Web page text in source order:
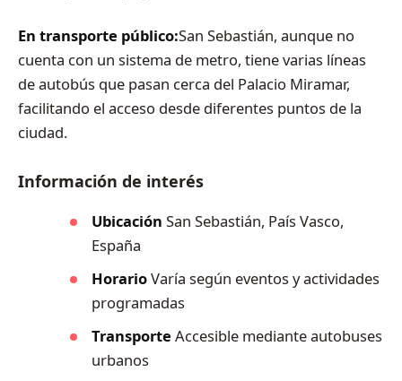
En transporte público:San Sebastián, aunque no
cuenta con un sistema de metro, tiene varias líneas
de autobús que pasan cerca del Palacio Miramar,
facilitando el acceso desde diferentes puntos de la
ciudad.
Información de interés
Ubicación San Sebastián, País Vasco,
España
HorarioVaría según eventos y actividades
programadas
Transporte Accesible mediante autobuses
urbanos